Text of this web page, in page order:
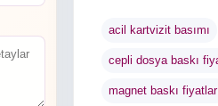
acil kartvizit basımı
cepli dosya baskı
magnet baskı